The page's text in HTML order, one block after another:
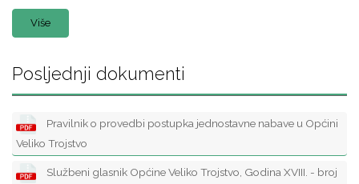
Više
Posljednji dokumenti
Pravilnik o provedbi postupka jednostavne nabave u Općini
Veliko Trojstvo
Službeni glasnik Općine Veliko Trojstvo, Godina XVIII. - broj